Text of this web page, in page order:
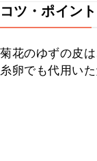
コツ・ポイント
菊花のゆずの皮
糸卵でも代用いた